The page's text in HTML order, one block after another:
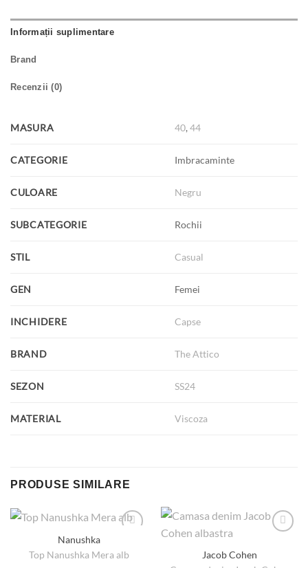
Informații suplimentare
Brand
Recenzii (0)
MASURA 40,44
CATEGORIE Imbracaminte
CULOARE Negru
SUBCATEGORIE Rochii
STIL Casual
GEN Femei
INCHIDERE Capse
BRAND The Attico
SEZON SS24
MATERIAL Viscoza
PRODUSE SIMILARE
Nanushka
Top Nanushka Mera alb
Jacob Cohen